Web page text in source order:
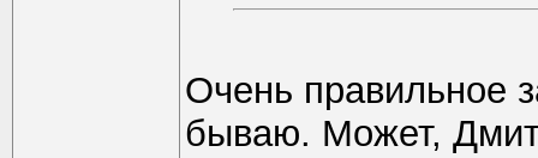
Очень правильное
бываю. Может,